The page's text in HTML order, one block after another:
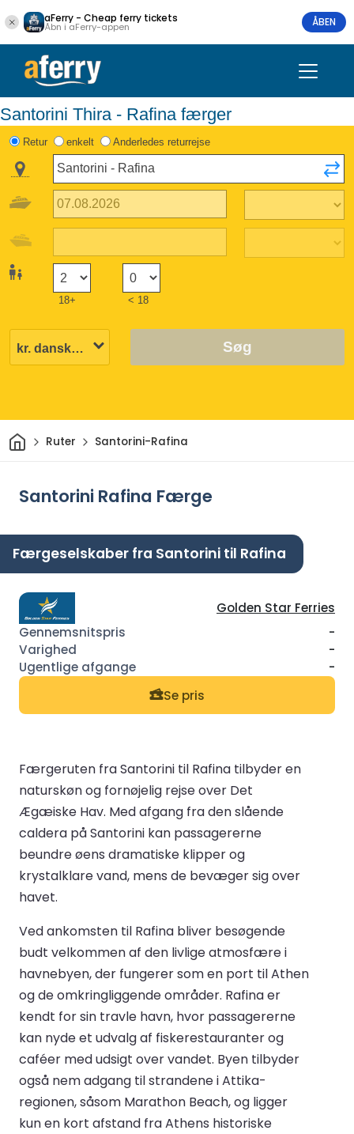
aFerry - Cheap ferry tickets
Åbn i aFerry-appen ÅBEN
Santorini Thira - Rafina færger
Retur enkelt Anderledes returrejse
18+ < 18
Søg
HjemRuter Santorini-Rafina
Santorini Rafina Færge
Færgeselskaber fra Santorini til Rafina
Golden Star Ferries
-
-
-
Se pris
Færgeruten fra Santorini til Rafina tilbyder en
naturskøn og fornøjelig rejse over Det
Ægæiske Hav. Med afgang fra den slående
caldera på Santorini kan passagererne
beundre øens dramatiske klipper og
krystalklare vand, mens de bevæger sig over
havet.
Ved ankomsten til Rafina bliver besøgende
budt velkommen af den livlige atmosfære i
havnebyen, der fungerer som en port til Athen
og de omkringliggende områder. Rafina er
kendt for sin travle havn, hvor passagererne
kan nyde et udvalg af fiskerestauranter og
caféer med udsigt over vandet. Byen tilbyder
også nem adgang til strandene i Attika-
regionen, såsom Marathon Beach, og ligger
kun en kort afstand fra Athens historiske